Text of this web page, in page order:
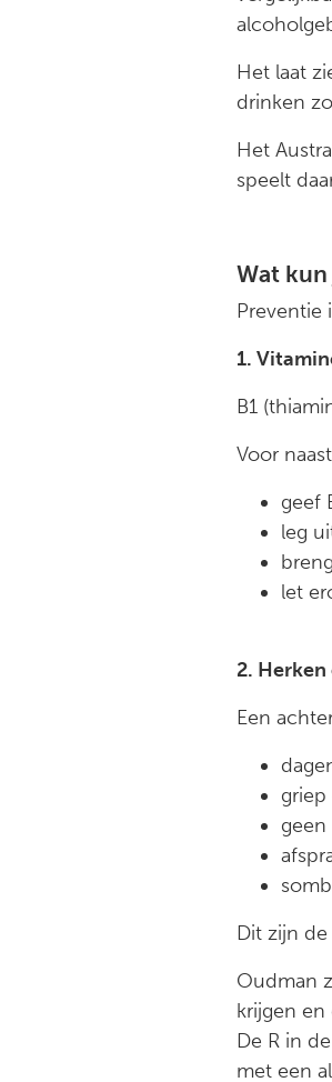
Het laat
drinken
Het
speelt
Wat
Preventie
1.
B1
Voor
geef
leg
let
2.
Een
Dit zijn
Oudman
krijgen
De R in
met een